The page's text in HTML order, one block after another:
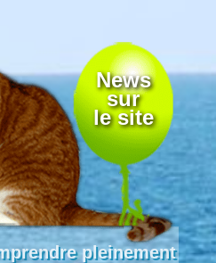
News
sur
le site
pleinement